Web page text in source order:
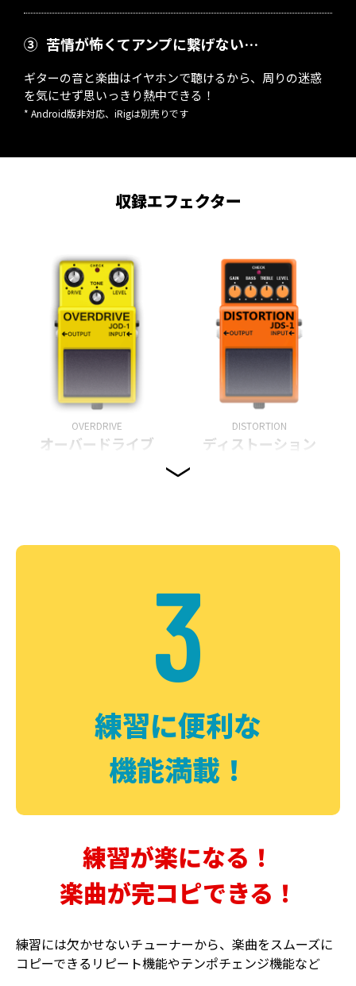
③ 苦情が怖くてアンプに繋げない…
ギターの音と楽曲はイヤホンで聴けるから、周りの迷惑
を気にせず思いっきり熱中できる！
* Android版非対応、iRigは別売りです
収録エフェクター
OVERDRIVE
オーバードライブ
DISTORTION
ディストーション
DELAY PHASER
3
練習に便利な
機能満載！
練習が楽になる！
楽曲が完コピできる！
練習には欠かせないチューナーから、楽曲をスムーズに
コピーできるリピート機能やテンポチェンジ機能など